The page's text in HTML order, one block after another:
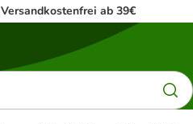
Versandkostenfrei ab 39€